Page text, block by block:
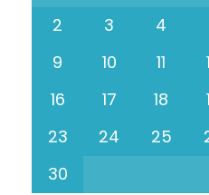
2
3 4
9
10 11
16
17 18
23
24 25
30